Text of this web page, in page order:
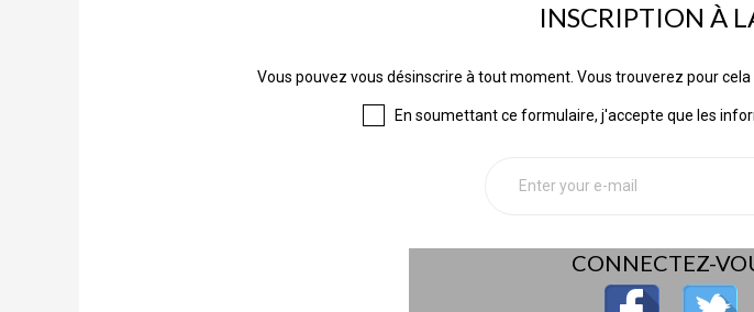
INSCRIPTION À
Vous pouvez vous désinscrire à tout moment. Vous trouverez pour
En soumettant ce formulaire, j'accepte que les
CONNECTEZ-